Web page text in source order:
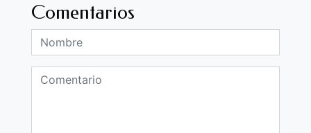
Comentarios